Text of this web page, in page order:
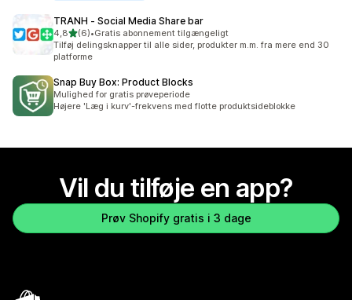
TRANH ‑ Social Media Share bar
4,8ud af 5 stjerner
(6)
6 anmeldelser i alt
•Gratis abonnement tilgængeligt
Tilføj delingsknapper til alle sider, produkter m.m. fra mere end 30
platforme
Snap Buy Box: Product Blocks
Mulighed for gratis prøveperiode
Højere 'Læg i kurv'-frekvens med flotte produktsideblokke
Vil du tilføje en app?
Prøv Shopify gratis i 3 dage